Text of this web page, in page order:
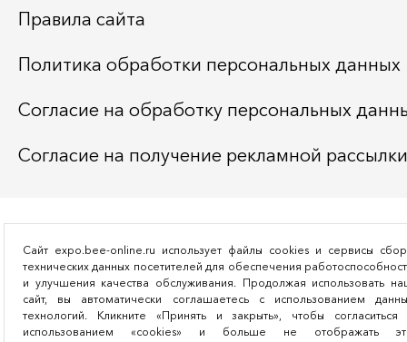
Правила сайта
Политика обработки персональных данных
Согласие на обработку персональных
Согласие на получение рекламной рассылки
Сайт expo.bee-online.ru использует файлы cookies и сервисы
технических данных посетителей для обеспечения
и улучшения качества обслуживания. Продолжая использовать
сайт, вы автоматически соглашаетесь с использованием
технологий. Кликните «Принять и закрыть», чтобы согласиться
использованием «cookies» и больше не отображать